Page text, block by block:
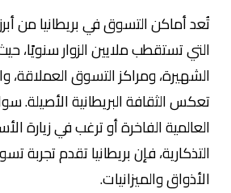
أماكن التسوق في بريطانيا من أبرز
تستقطب ملايين الزوار سنويًا، حيث
ومراكز التسوق العملاقة،
الثقافة البريطانية الأصيلة. سواء
الفاخرة أو ترغب في زيارة الأسواق
فإن بريطانيا تقدم تجربة تسوق
والميزانيات.